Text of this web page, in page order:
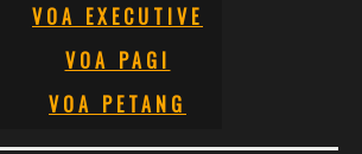
VOA EXECUTIVE
VOA PAGI
VOA PETANG